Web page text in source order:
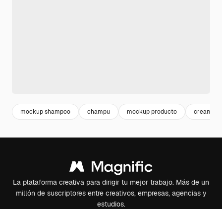
mockup shampoo champu mockup producto cream
La plataforma creativa para dirigir tu mejor trabajo. Más de un
millón de suscriptores entre creativos, empresas, agencias y
estudios.